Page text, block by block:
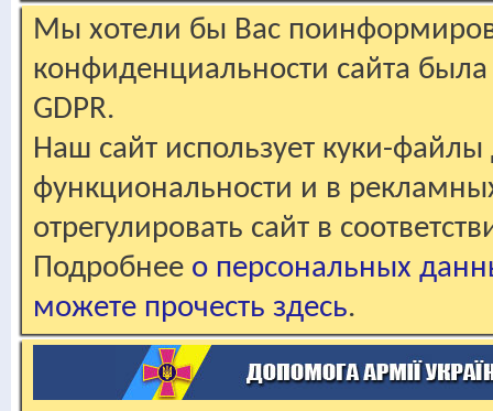
Мы хотели бы Вас
конфиденциальности сайта
GDPR.
Наш сайт использует куки-файлы
функциональности и в
отрегулировать сайт в
Подробнее о персональных
можете прочесть здесь.